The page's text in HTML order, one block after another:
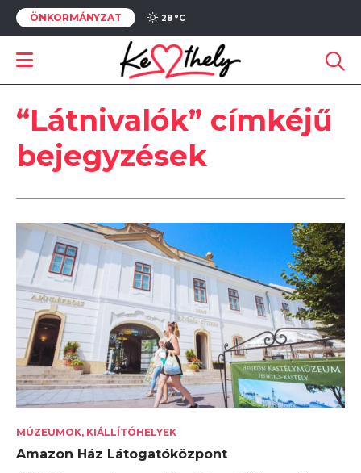
ÖNKORMÁNYZAT 28 °C
“Látnivalók” címkéjű
bejegyzések
MÚZEUMOK, KIÁLLÍTÓHELYEK
Amazon Ház Látogatóközpont